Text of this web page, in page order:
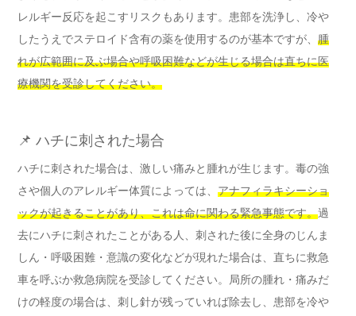
レルギー反応を起こすリスクもあります。患部を洗浄し、冷や
したうえでステロイド含有の薬を使用するのが基本ですが、 腫
れが広範囲に及ぶ場合や呼吸困難などが生じる場合は直ちに医
療機関を受診してください。
📌 ハチに刺された場合
ハチに刺された場合は、激しい痛みと腫れが生じます。毒の強
さや個人のアレルギー体質によっては、 アナフィラキシーショ
ックが起きることがあり、これは命に関わる緊急事態です。過
去にハチに刺されたことがある人、刺された後に全身のじんま
しん・呼吸困難・意識の変化などが現れた場合は、直ちに救急
車を呼ぶか救急病院を受診してください。局所の腫れ・痛みだ
けの軽度の場合は、刺し針が残っていれば除去し、患部を冷や